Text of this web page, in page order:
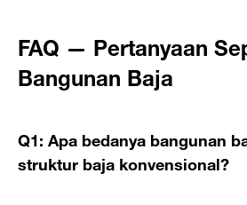
FAQ — Pertanyaan
Bangunan Baja
Q1: Apa bedanya bangunan
struktur baja konvensional?